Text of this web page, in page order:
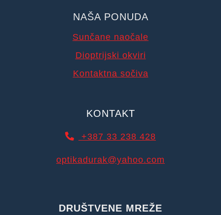
NAŠA PONUDA
Sunčane naočale
Dioptrijski okviri
Kontaktna sočiva
KONTAKT
+387 33 238 428
optikadurak@yahoo.com
DRUŠTVENE MREŽE